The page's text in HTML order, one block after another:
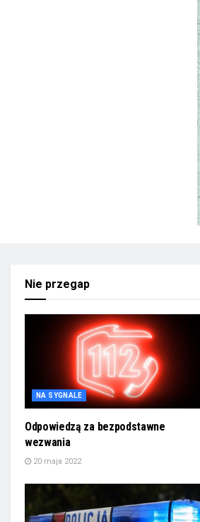
Nie przegap
NA SYGNALE
Odpowiedzą za bezpodstawne
wezwania
20 maja 2022